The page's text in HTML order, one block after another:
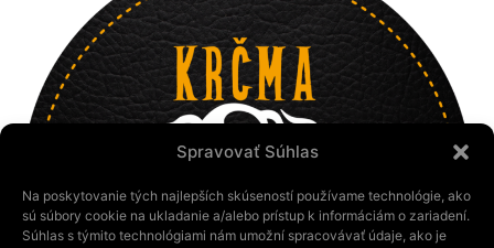
Spravovať Súhlas
Na poskytovanie tých najlepších skúseností používame technológie, ako
sú súbory cookie na ukladanie a/alebo prístup k informáciám o zariadení.
Súhlas s týmito technológiami nám umožní spracovávať údaje, ako je